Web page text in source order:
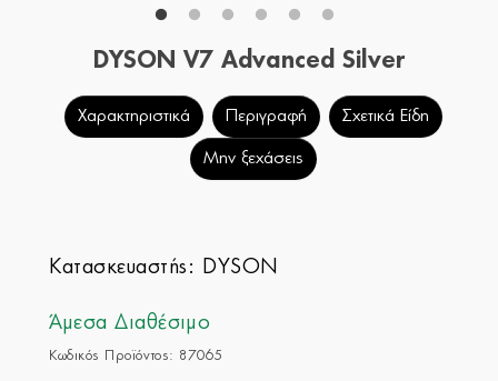
DYSON V7 Advanced Silver
Χαρακτηριστικά Περιγραφή Σχετικά Είδη
Μην ξεχάσεις
Κατασκευαστής: DYSON
Άμεσα Διαθέσιμο
Κωδικός Προϊόντος: 87065